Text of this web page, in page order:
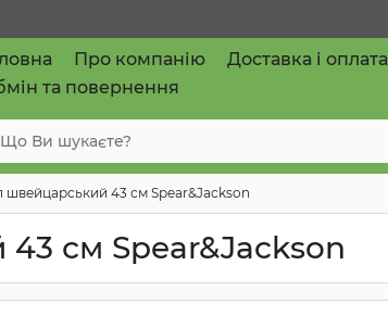
Про компанію Доставка і оплата
та повернення
швейцарський 43 см Spear&Jackson
см Spear&Jackson